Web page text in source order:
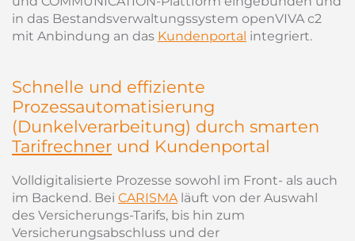
in das Bestandsverwaltungssystem openVIVA c2
mit Anbindung an das Kundenportal integriert.
Schnelle und effiziente
Prozessautomatisierung
(Dunkelverarbeitung) durch smarten
Tarifrechner und Kundenportal
Volldigitalisierte Prozesse sowohl im Front- als auch
im Backend. Bei CARISMAläuft von der Auswahl
des Versicherungs-Tarifs, bis hin zum
Versicherungsabschluss und der